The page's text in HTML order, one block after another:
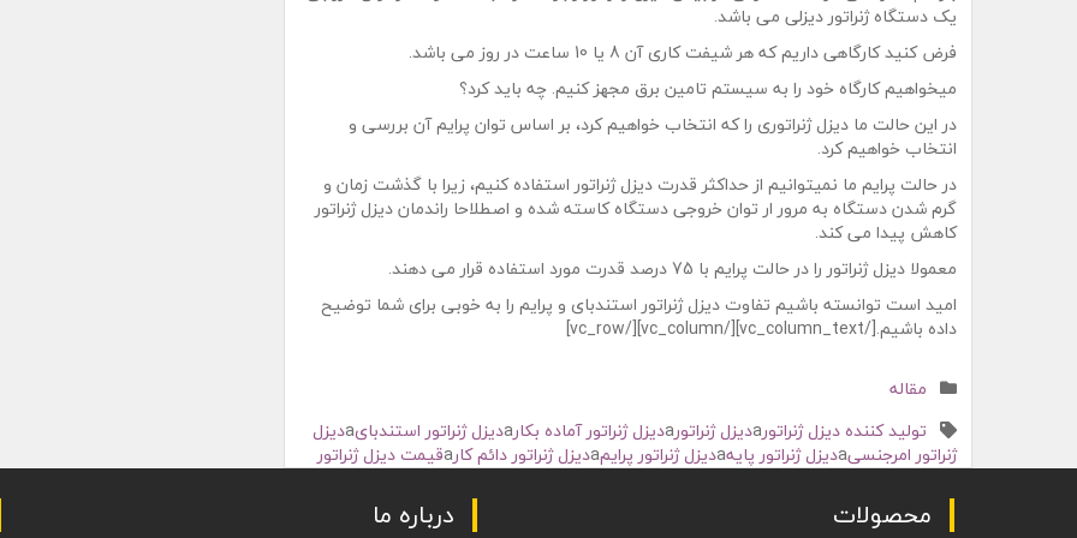
یک دستگاه ژنراتور دیزلی می باشد.
فرض کنید کارگاهی داریم که هر شیفت کاری آن 8 یا 10 ساعت در روز می باشد.
میخواهیم کارگاه خود را به سیستم تامین برق مجهز کنیم. چه باید کرد؟
در این حالت ما دیزل ژنراتوری را که انتخاب خواهیم کرد، بر اساس توان پرایم آن بررسی و
انتخاب خواهیم کرد.
در حالت پرایم ما نمیتوانیم از حداکثر قدرت دیزل ژنراتور استفاده کنیم، زیرا با گذشت زمان و
گرم شدن دستگاه به مرور ار توان خروجی دستگاه کاسته شده و اصطلاحا راندمان دیزل ژنراتور
کاهش پیدا می کند.
معمولا دیزل ژنراتور را در حالت پرایم با 75 درصد قدرت مورد استفاده قرار می دهند.
امید است توانسته باشیم تفاوت دیزل ژنراتور استندبای و پرایم را به خوبی برای شما توضیح
داده باشیم.[/vc_column_text][/vc_column][/vc_row]
Posted
مقاله
Tagged
تولید کننده دیزل ژنراتورaدیزل ژنراتورaدیزل ژنراتور آماده بکارaدیزل ژنراتور استندبایaدیزل
ژنراتور امرجنسیaدیزل ژنراتور پایهaدیزل ژنراتور پرایمaدیزل ژنراتور دائم کارaقیمت دیزل ژنراتور
محصولات درباره ما